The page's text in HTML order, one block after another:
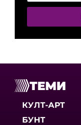
ТЕМИ
КУЛТ-АРТ
БУНТ